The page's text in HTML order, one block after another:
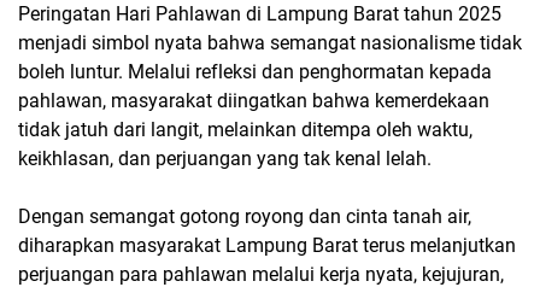
Peringatan Hari Pahlawan di Lampung Barat tahun 2025
menjadi simbol nyata bahwa semangat nasionalisme tidak
boleh luntur. Melalui refleksi dan penghormatan kepada
pahlawan, masyarakat diingatkan bahwa kemerdekaan
tidak jatuh dari langit, melainkan ditempa oleh waktu,
keikhlasan, dan perjuangan yang tak kenal lelah.
Dengan semangat gotong royong dan cinta tanah air,
diharapkan masyarakat Lampung Barat terus melanjutkan
perjuangan para pahlawan melalui kerja nyata, kejujuran,